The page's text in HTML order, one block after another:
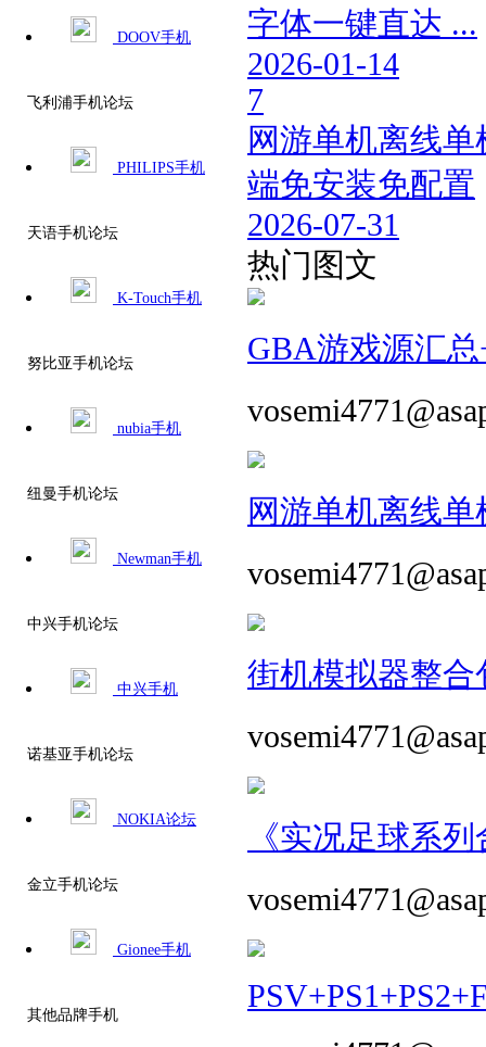
DOOV手机
飞利浦手机论坛
PHILIPS手机
天语手机论坛
K-Touch手机
努比亚手机论坛
nubia手机
纽曼手机论坛
Newman手机
中兴手机论坛
中兴手机
诺基亚手机论坛
NOKIA论坛
金立手机论坛
Gionee手机
其他品牌手机
字体一键直达 ...
2026-01-14
7
网游单机离线
端免安装免配置
2026-07-31
热门图文
GBA游戏源汇
网游单机离线
街机模拟器整合
《实况足球系